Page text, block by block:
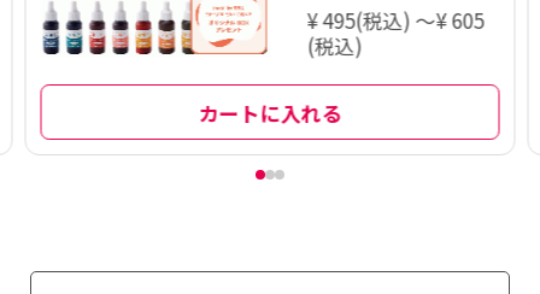
¥ 495(税込) ～¥ 605
(税込)
カートに入れる